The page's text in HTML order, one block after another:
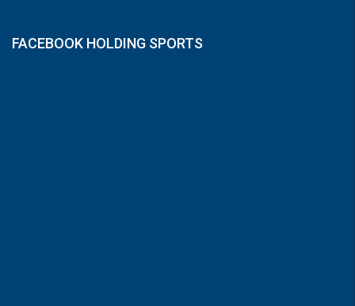
FACEBOOK HOLDING SPORTS